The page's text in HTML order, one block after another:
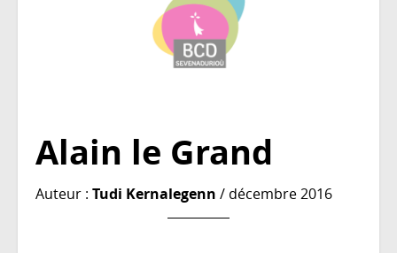
Alain le Grand
Auteur : Tudi Kernalegenn / décembre 2016